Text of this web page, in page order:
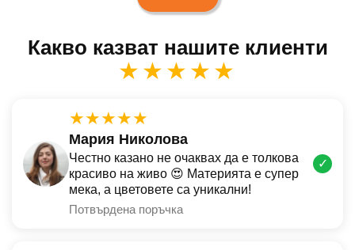
Какво казват нашите клиенти
★★★★★
★★★★★
Мария Николова
Честно казано не очаквах да е толкова
красиво на живо 😍 Материята е супер
мека, а цветовете са уникални!
Потвърдена поръчка
✓